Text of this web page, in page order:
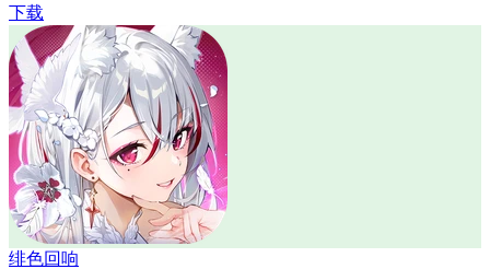
下载
绯色回响